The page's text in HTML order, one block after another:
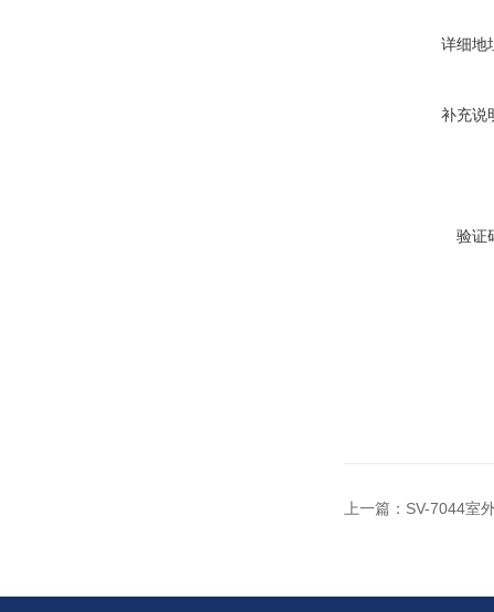
详细地
补充说
验证
上一篇： SV-7044室